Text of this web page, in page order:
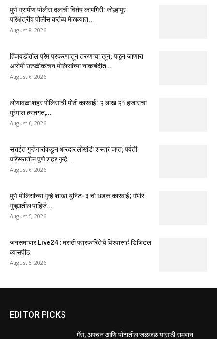
पुणे ग्रामीण पोलीस दलाची विशेष कामगिरी: कोल्हापूर
परिक्षेत्रीय पोलीस कर्तव्य मेळाव्यात...
August 8, 2026
हिंजवडीतील प्रेम प्रकरणातून तरुणाचा खून; पळून जाणारा
आरोपी उरूळीकांचन पोलिसांच्या नाकाबंदीत...
August 6, 2026
लोणावळा शहर पोलिसांची मोठी कारवाई: २ लाख २१ हजारांचा
मुद्देमाल हस्तगत,...
August 6, 2026
सराईत गुन्हेगारांकडून धारदार लोखंडी शस्त्रे जप्त; पर्वती
परिसरातील पुणे शहर गुन्हे...
August 6, 2026
पुणे पोलिसांच्या गुन्हे शाखा युनिट-३ ची धडक कारवाई; गंभीर
गुन्ह्यातील पाहिजे...
August 5, 2026
जनसमाचार Live24 : मराठी पत्रकारितेचे विश्वासार्ह डिजिटल
व्यासपीठ
August 5, 2026
EDITOR PICKS
गॅस, अपचन आणि पोटातील जळजळ यासाठी रामबान